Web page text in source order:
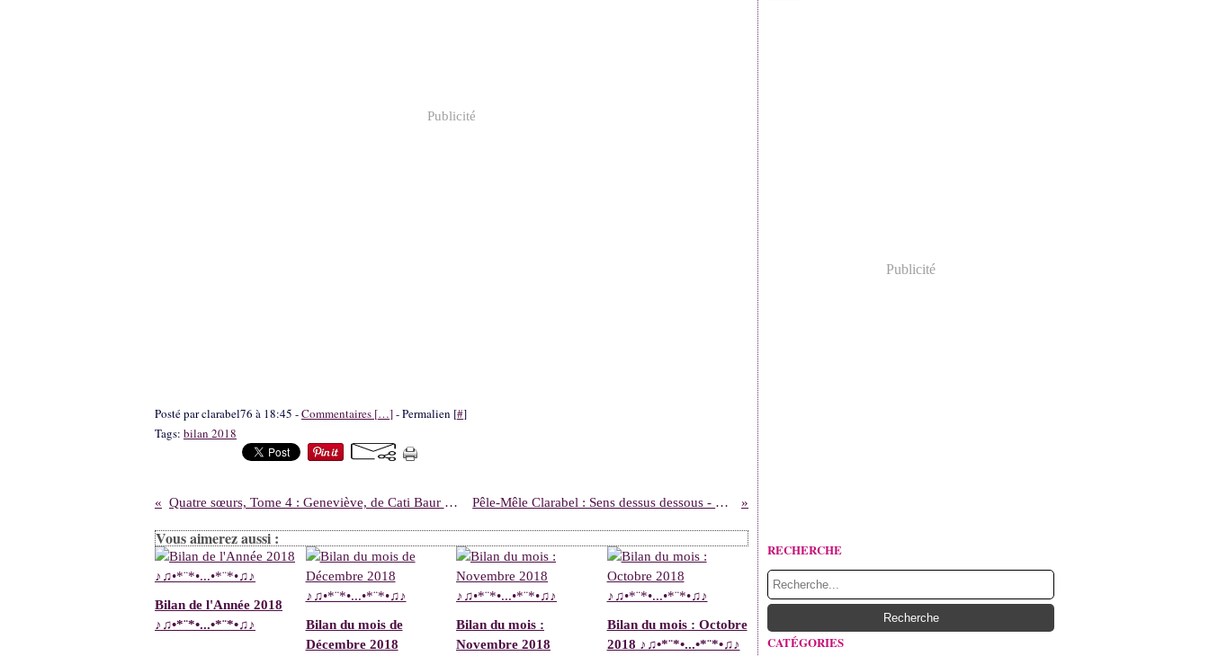
Publicité
Posté par clarabel76 à 18:45 -Commentaires […]- Permalien [#]
Tags: bilan 2018
Quatre sœurs, Tome 4 : Geneviève, de Cati Baur & d'après Malika Ferdjoukh Pêle-Mêle Clarabel : Sens dessus dessous - L'autobus - Allez, au Nid !
Vous aimerez aussi :
Bilan de l'Année 2018
♪♫•*¨*•...•*¨*•♫♪
Bilan du mois de
Décembre 2018
Bilan du mois :
Novembre 2018
Bilan du mois : Octobre
2018 ♪♫•*¨*•...•*¨*•♫♪
Publicité
RECHERCHE
CATÉGORIES